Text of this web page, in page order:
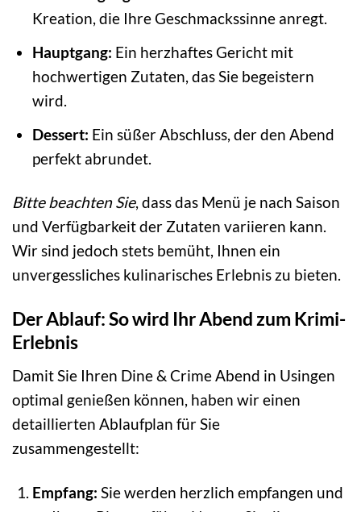
Kreation, die Ihre Geschmackssinne anregt.
Hauptgang: Ein herzhaftes Gericht mit
hochwertigen Zutaten, das Sie begeistern
wird.
Dessert: Ein süßer Abschluss, der den Abend
perfekt abrundet.
Bitte beachten Sie, dass das Menü je nach Saison
und Verfügbarkeit der Zutaten variieren kann.
Wir sind jedoch stets bemüht, Ihnen ein
unvergessliches kulinarisches Erlebnis zu bieten.
Der Ablauf: So wird Ihr Abend zum Krimi-
Erlebnis
Damit Sie Ihren Dine & Crime Abend in Usingen
optimal genießen können, haben wir einen
detaillierten Ablaufplan für Sie
zusammengestellt:
Empfang: Sie werden herzlich empfangen und